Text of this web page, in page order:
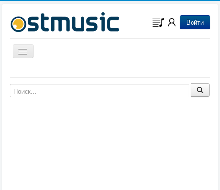
Войти
Включить/выключить навигацию
Музыка из мультфильмов
Музыка из сериалов